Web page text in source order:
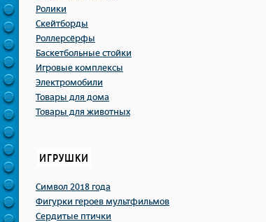
Ролики
Скейтборды
Роллерсёрфы
Баскетбольные стойки
Игровые комплексы
Электромобили
Товары для дома
Товары для животных
ИГРУШКИ
Символ 2018 года
Фигурки героев мультфильмов
Сердитые птички